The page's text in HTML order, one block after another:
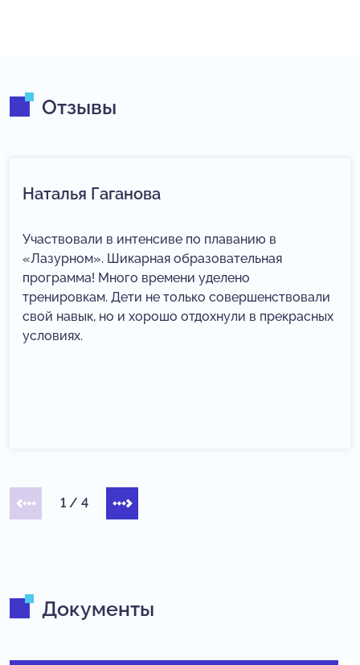
Отзывы
Наталья Гаганова
Участвовали в интенсиве по плаванию в
«Лазурном». Шикарная образовательная
программа! Много времени уделено
тренировкам. Дети не только совершенствовали
свой навык, но и хорошо отдохнули в прекрасных
условиях.
1/ 4
Документы